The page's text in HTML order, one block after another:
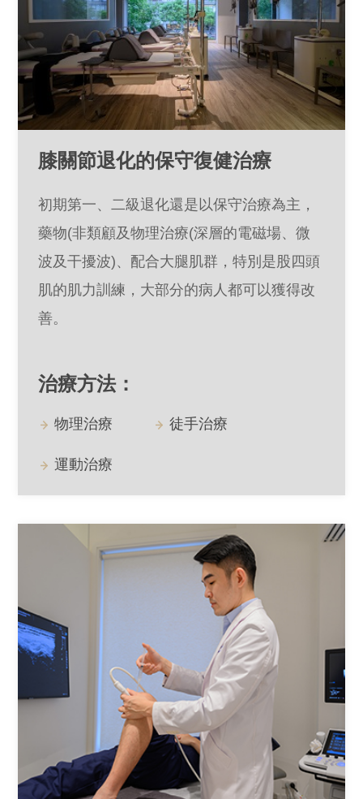
膝關節退化的保守復健治療
初期第一、二級退化還是以保守治療為主，
藥物(非類顧及物理治療(深層的電磁場、微
波及干擾波)、配合大腿肌群，特別是股四頭
肌的肌力訓練，大部分的病人都可以獲得改
善。
治療方法：
物理治療 徒手治療
運動治療